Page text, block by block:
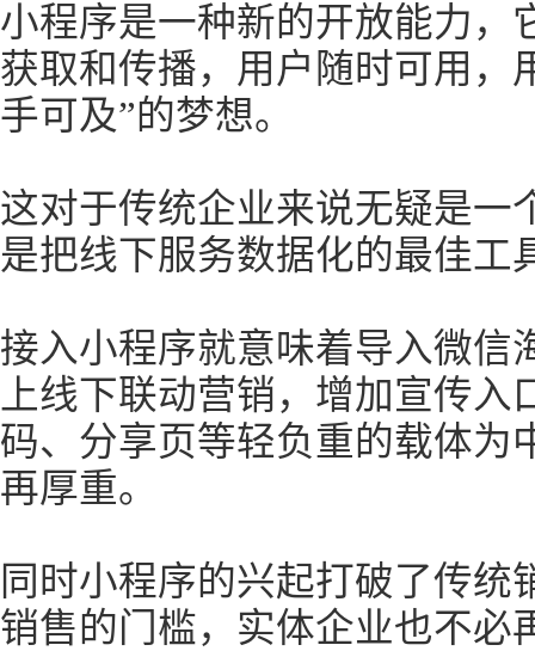
小程序是一种新的开放能力，
获取和传播，用户随时可用，
手可及”的梦想。
这对于传统企业来说无疑是一
是把线下服务数据化的最佳工
接入小程序就意味着导入微信
上线下联动营销，增加宣传
码、分享页等轻负重的载体为
再厚重。
同时小程序的兴起打破了传统
销售的门槛，实体企业也不必